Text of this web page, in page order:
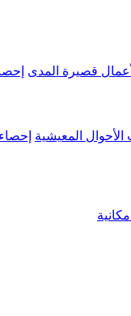
قصيرة المدى
الأحوال المعيشية